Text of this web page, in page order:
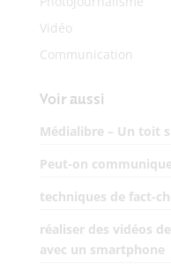
Vidéo
Communication
Voir aussi
Médialibre – Un toit
Peut-on
techniques de fact-
réaliser des vidéos
avec un smartphone